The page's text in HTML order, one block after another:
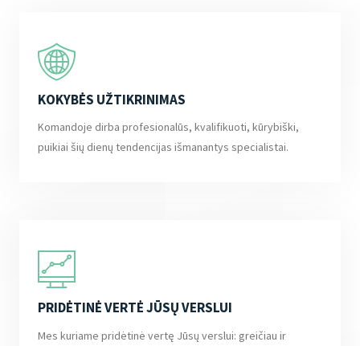
KOKYBĖS UŽTIKRINIMAS
Komandoje dirba profesionalūs, kvalifikuoti, kūrybiški,
puikiai šių dienų tendencijas išmanantys specialistai.
PRIDĖTINĖ VERTĖ JŪSŲ VERSLUI
Mes kuriame pridėtinė vertę Jūsų verslui: greičiau ir